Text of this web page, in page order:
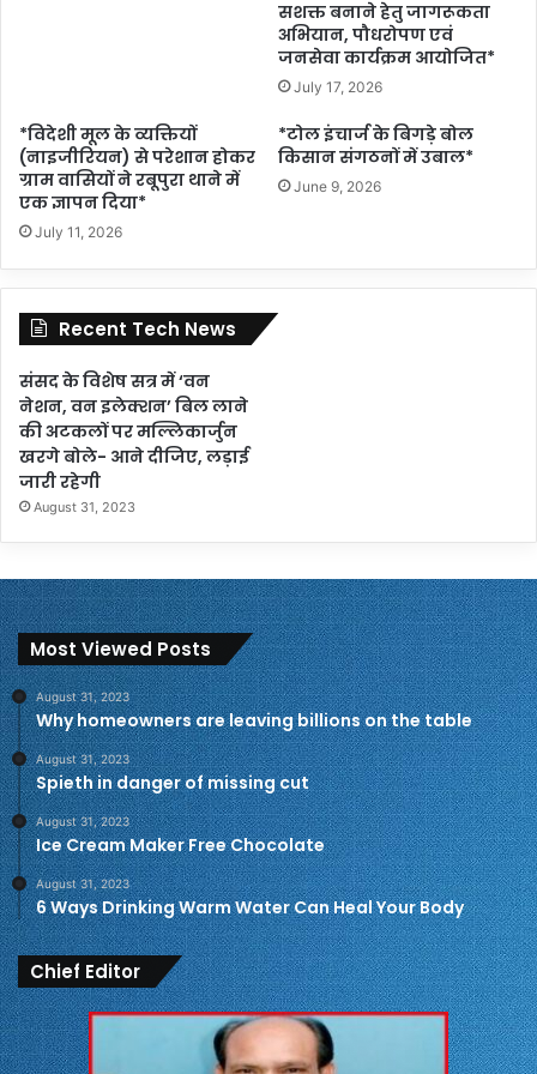
सशक्त बनाने हेतु जागरूकता
अभियान, पौधरोपण एवं
जनसेवा कार्यक्रम आयोजित*
July 17, 2026
*विदेशी मूल के व्यक्तियों
(नाइजीरियन) से परेशान होकर
ग्राम वासियों ने रबूपुरा थाने में
एक ज्ञापन दिया*
July 11, 2026
*टोल इंचार्ज के बिगड़े बोल
किसान संगठनों में उबाल*
June 9, 2026
Recent Tech News
संसद के विशेष सत्र में ‘वन
नेशन, वन इलेक्शन’ बिल लाने
की अटकलों पर मल्लिकार्जुन
खरगे बोले- आने दीजिए, लड़ाई
जारी रहेगी
August 31, 2023
Most Viewed Posts
August 31, 2023
Why homeowners are leaving billions on the table
August 31, 2023
Spieth in danger of missing cut
August 31, 2023
Ice Cream Maker Free Chocolate
August 31, 2023
6 Ways Drinking Warm Water Can Heal Your Body
Chief Editor